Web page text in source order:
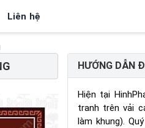
Liên hệ
HƯỚNG DẪN
Hiện tại
tranh trên vải
làm khung).